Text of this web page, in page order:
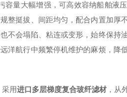
量大幅增强，可高效容纳船舶液
整挺拔、间距均匀，配合内置加厚
不会塌陷、粘连或变形，始终保持
洋航行中频繁停机维护的麻烦，降
采用进口多层梯度复合玻纤滤材 ，从